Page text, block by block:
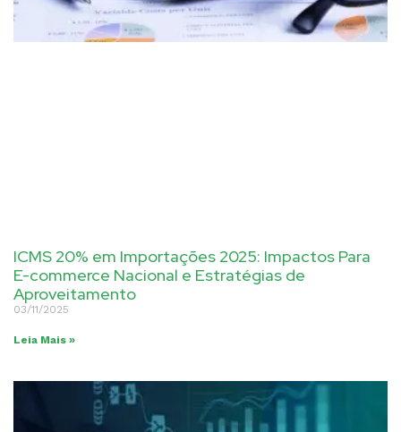
ICMS 20% em Importações 2025: Impactos Para
E-commerce Nacional e Estratégias de
Aproveitamento
03/11/2025
Leia Mais »